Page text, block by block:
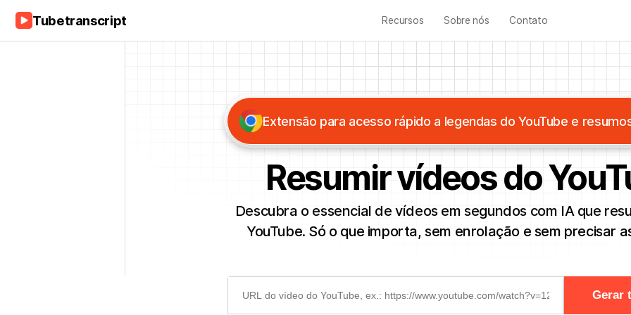
Tubetranscript Recursos Sobre nós Contato
Extensão para acesso rápido a legendas do YouTube e
Resumir vídeos do
Descubra o essencial de vídeos em segundos com IA que
YouTube. Só o que importa, sem enrolação e sem precisar